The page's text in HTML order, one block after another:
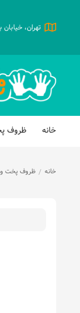
تهران،
خانه ظروف
خانه / ظروف پخت و